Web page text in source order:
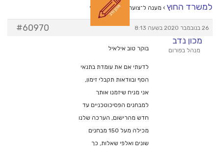
למשרד החוץ › מענה ל־צוערים למשרד החוץ
26 בנובמבר 2020 בשעה 8:13
#60970
מכון נדב
מנהל בפורום בוקר טוב אילאיל
לדעתי אם את עומדת בתנאי
הסף ובוודאות תקבלי זימון,
אני מניח שיזמנו אותך
למבחנים הפסיכוטכניים עד
חדש מהרישום, הערכה שלנו
מכילה מעל 150 מבחנים
שונים ואלפי שאלות, כך